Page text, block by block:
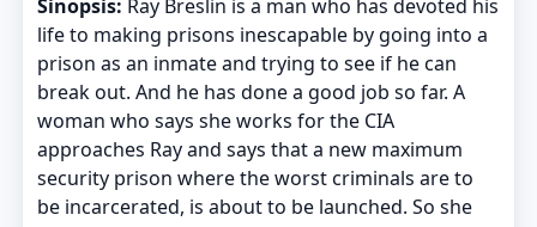
Sinopsis: Ray Breslin is a man who has devoted his
life to making prisons inescapable by going into a
prison as an inmate and trying to see if he can
break out. And he has done a good job so far. A
woman who says she works for the CIA
approaches Ray and says that a new maximum
security prison where the worst criminals are to
be incarcerated, is about to be launched. So she